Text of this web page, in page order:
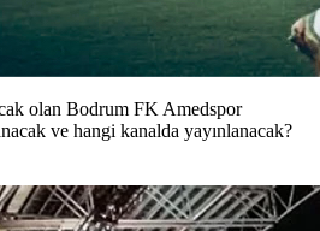
olan Bodrum FK Amedspor
ve hangi kanalda yayınlanacak?